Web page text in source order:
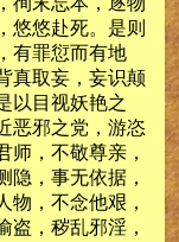
悠悠赴死。是则
有罪愆而有地
真取妄，妄识颠
以目视妖艳之
恶邪之党，游恣
师，不敬尊亲，
隐，事无依据，
物，不念他艰，
盗，秽乱邪淫，